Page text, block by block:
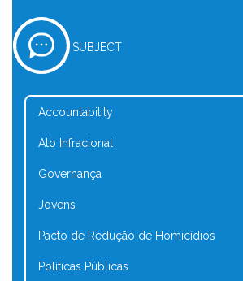
SUBJECT
Accountability
Ato Infracional
Governança
Jovens
Pacto de Redução de Homicídios
Políticas Públicas